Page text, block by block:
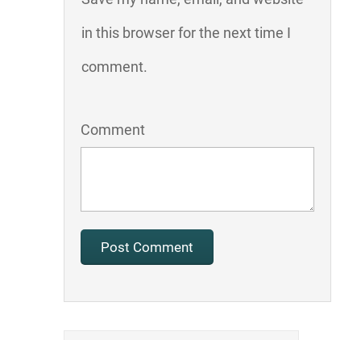
in this browser for the next time I
comment.
Comment